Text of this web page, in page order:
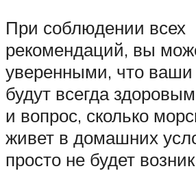
При соблюдении всех
рекомендаций, вы
уверенными, что
будут всегда
и вопрос, сколько
живет в домашних
просто не будет